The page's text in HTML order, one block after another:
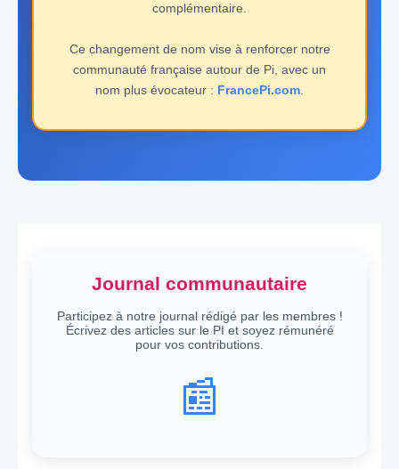
complémentaire.
Ce changement de nom vise à renforcer notre
communauté française autour de Pi, avec un
nom plus évocateur : FrancePi.com
Journal communautaire
Participez à notre journal rédigé par les membres !
Écrivez des articles sur le PI et soyez rémunéré
pour vos contributions.
📰